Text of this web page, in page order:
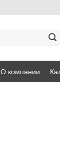
О компании